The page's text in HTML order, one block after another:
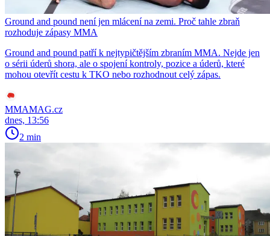
Ground and pound není jen mlácení na zemi. Proč tahle zbraň
rozhoduje zápasy MMA
Ground and pound patří k nejtypičtějším zbraním MMA. Nejde jen
o sérii úderů shora, ale o spojení kontroly, pozice a úderů, které
mohou otevřít cestu k TKO nebo rozhodnout celý zápas.
MMAMAG.cz
dnes, 13:56
2 min